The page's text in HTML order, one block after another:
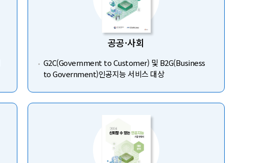
공공·사회
G2C(Government to Customer) 및 B2G(Business
to Government)인공지능 서비스 대상